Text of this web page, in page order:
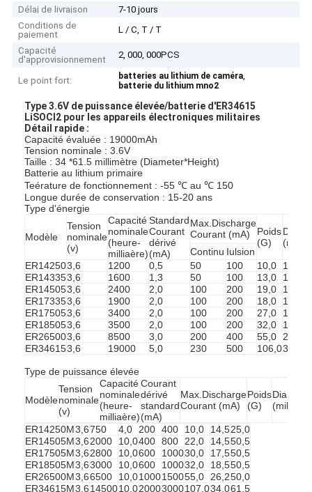
Délai de livraison
7-10 jours
Conditions de
paiement
L / C, T / T
Capacité
d'approvisionnement
2, 000, 000PCS
Le point fort: batteries au lithium de caméra,
batterie du lithium mno2
Type 3.6V de puissance élevée/batterie d'ER34615
LiSOCl2 pour les appareils électroniques militaires
Détail rapide :
Capacité évaluée : 19000mAh
Tension nominale : 3.6V
Taille : 34 *61.5 millimètre (Diameter*Height)
Batterie au lithium primaire
Teérature de fonctionnement : -55 ℃ au ℃ 150
Longue durée de conservation : 15-20 ans
Type d'énergie
Modèle
Tension
nominale
(v)
Capacité
nominale
(heure-
milliaère)
Standard
Courant
dérivé
(mA)
Max.Discharge
Courant (mA)
Poids
(G)
Continu Iulsion
ER142503,6 1200 0,5 50 100 10,0
14,5
ER143353,6 1600 1,3 50 100 13,0
14,5
ER145053,6 2400 2,0 100 200 19,0
14,5
ER173353,6 1900 2,0 100 200 18,0
17,5
ER175053,6 3400 2,0 100 200 27,0
17,5
ER185053,6 3500 2,0 100 200 32,0
18,8
ER265003,6 8500 3,0 200 400 55,0
26,2
ER346153,6 19000 5,0 230 500 106,034,0
Type de puissance élevée
Modèle
Tension
nominale
(v)
Capacité
nominale
(heure-
milliaère)
Courant
dérivé
standard
(mA)
Max.Discharge
Courant (mA)
Poids
(G)
ER14250M3,6750 4,0 200 400 10,0 14,525,0
ER14505M3,62000 10,0400 800 22,0 14,550,5
ER17505M3,62800 10,0600 100030,0 17,550,5
ER18505M3,63000 10,0600 100032,0 18,550,5
ER26500M3,66500 10,01000150055,0 26,250,0
ER34615M3,61450010,020003000107,034,061,5